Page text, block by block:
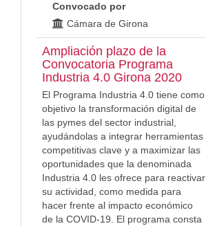
Convocado por
Cámara de Girona
Ampliación plazo de la
Convocatoria Programa
Industria 4.0 Girona 2020
El Programa Industria 4.0 tiene como
objetivo la transformación digital de
las pymes del sector industrial,
ayudándolas a integrar herramientas
competitivas clave y a maximizar las
oportunidades que la denominada
Industria 4.0 les ofrece para reactivar
su actividad, como medida para
hacer frente al impacto económico
de la COVID-19. El programa consta